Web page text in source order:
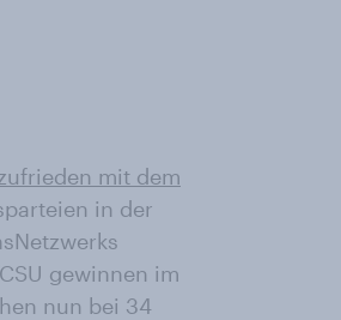
mit dem
in der
gewinnen im
nun bei 34